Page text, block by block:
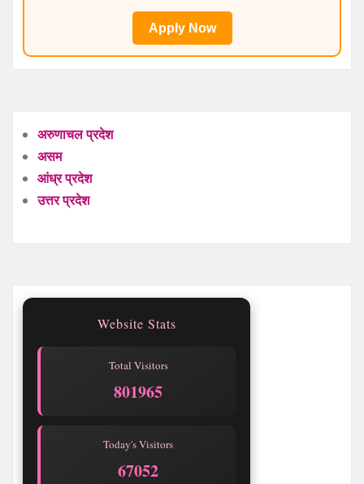
Apply Now
अरुणाचल प्रदेश
असम
आंध्र प्रदेश
उत्तर प्रदेश
Website Stats
Total Visitors
801965
Today's Visitors
67052